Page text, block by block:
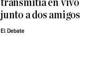
transmitía en vivo
junto a dos amigos
El Debate